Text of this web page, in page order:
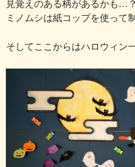
見覚えのある柄があるかも…？
ミノムシは紙コップを使って
そしてここからはハロウィン